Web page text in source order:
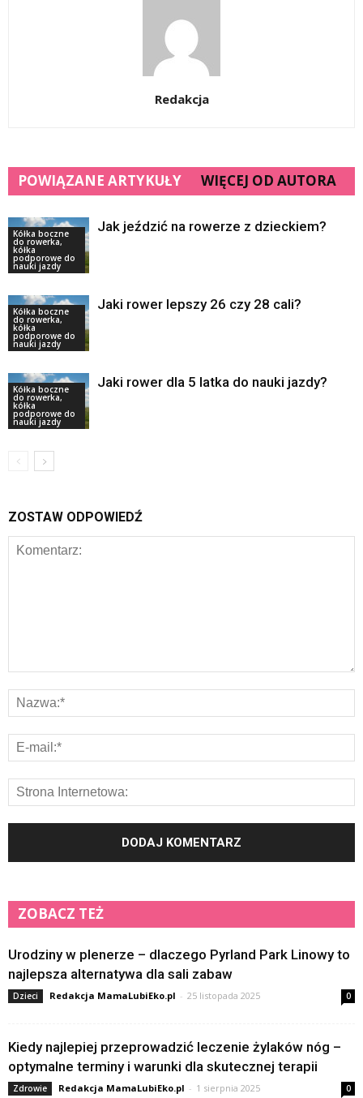
Redakcja
POWIĄZANE ARTYKUŁY WIĘCEJ OD AUTORA
Kółka boczne
do rowerka,
kółka
podporowe do
nauki jazdy
Jak jeździć na rowerze z dzieckiem?
Kółka boczne
do rowerka,
kółka
podporowe do
nauki jazdy
Jaki rower lepszy 26 czy 28 cali?
Kółka boczne
do rowerka,
kółka
podporowe do
nauki jazdy
Jaki rower dla 5 latka do nauki jazdy?
ZOSTAW ODPOWIEDŹ
ZOBACZ TEŻ
Urodziny w plenerze – dlaczego Pyrland Park Linowy to
najlepsza alternatywa dla sali zabaw
Dzieci Redakcja MamaLubiEko.pl - 25 listopada 2025 0
Kiedy najlepiej przeprowadzić leczenie żylaków nóg –
optymalne terminy i warunki dla skutecznej terapii
Zdrowie Redakcja MamaLubiEko.pl - 1 sierpnia 2025 0